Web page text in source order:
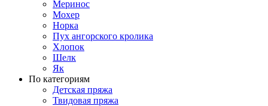
Меринос
Мохер
Норка
Пух ангорского кролика
Хлопок
Шелк
Як
По категориям
Детская пряжа
Твидовая пряжа